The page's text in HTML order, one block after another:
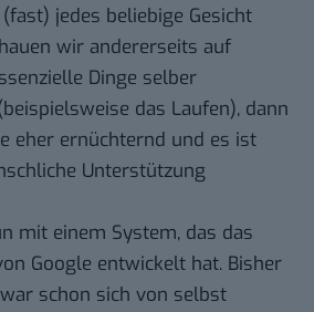
jedes beliebige Gesicht
wir andererseits auf
Dinge selber
das Laufen), dann
eher ernüchternd und es ist
Unterstützung
mit einem System, das das
Google entwickelt hat. Bisher
schon sich von selbst